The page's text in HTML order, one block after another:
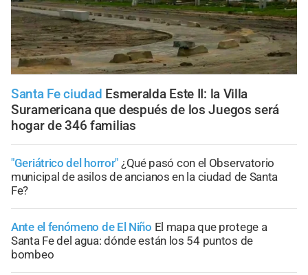
Santa Fe ciudad Esmeralda Este II: la Villa
Suramericana que después de los Juegos será
hogar de 346 familias
"Geriátrico del horror" ¿Qué pasó con el Observatorio
municipal de asilos de ancianos en la ciudad de Santa
Fe?
Ante el fenómeno de El Niño El mapa que protege a
Santa Fe del agua: dónde están los 54 puntos de
bombeo